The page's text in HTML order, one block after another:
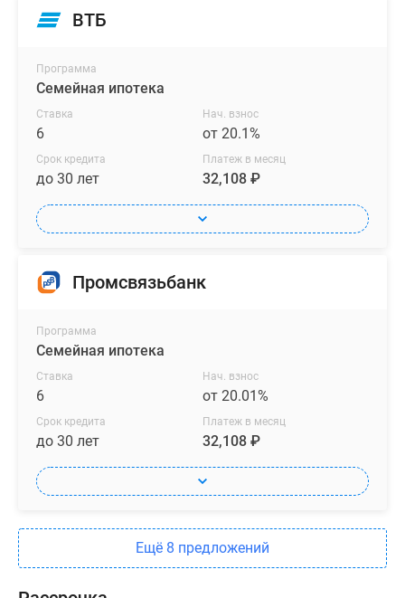
ВТБ
Программа
Семейная ипотека
Ставка
6
Нач. взнос
от 20.1%
Срок кредита
до 30 лет
Платеж в месяц
32,108 ₽
Промсвязьбанк
Программа
Семейная ипотека
Ставка
6
Нач. взнос
от 20.01%
Срок кредита
до 30 лет
Платеж в месяц
32,108 ₽
Ещё 8 предложений